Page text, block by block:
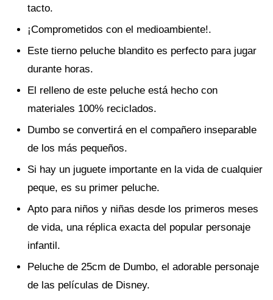
tacto.
¡Comprometidos con el medioambiente!.
Este tierno peluche blandito es perfecto para jugar
durante horas.
El relleno de este peluche está hecho con
materiales 100% reciclados.
Dumbo se convertirá en el compañero inseparable
de los más pequeños.
Si hay un juguete importante en la vida de cualquier
peque, es su primer peluche.
Apto para niños y niñas desde los primeros meses
de vida, una réplica exacta del popular personaje
infantil.
Peluche de 25cm de Dumbo, el adorable personaje
de las películas de Disney.